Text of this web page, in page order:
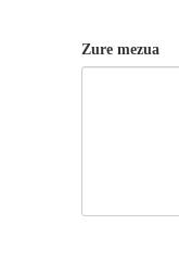
Zure mezua